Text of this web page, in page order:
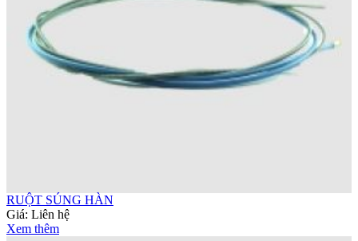
RUỘT SÚNG HÀN
Giá: Liên hệ
Xem thêm